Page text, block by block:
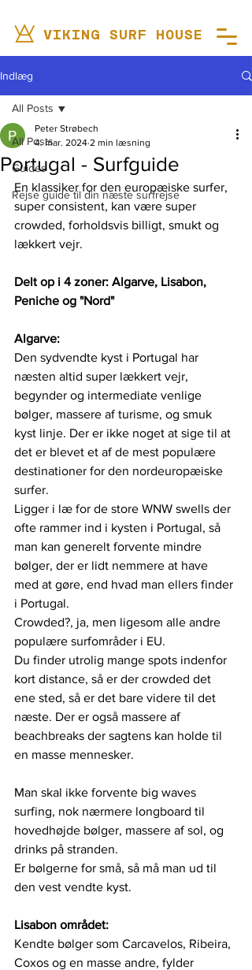
VIKING SURF HOUSE
Indlæg
All Posts
Guides
Rejse guide til din næste surfrejse
All Posts
Portugal - Surfguide
Peter Strøbech
4. mar. 2024 2 min læsning
En klassiker for den europæiske surfer,
super consistent, kan være super
crowded, forholdsvis billigt, smukt og
lækkert vejr.
Delt op i 4 zoner: Algarve, Lisabon,
Peniche og "Nord"
Algarve:
Den sydvendte kyst i Portugal har
næsten altid super lækkert vejr,
begynder og intermediate venlige
bølger, massere af turisme, og smuk
kyst linje. Der er ikke noget at sige til at
det er blevet et af de mest populære
destinationer for den nordeuropæiske
surfer.
Ligger i læ for de store WNW swells der
ofte rammer ind i kysten i Portugal, så
man kan generelt forvente mindre
bølger, der er lidt nemmere at have
med at gøre, end hvad man ellers finder
i Portugal.
Crowded?, ja, men ligesom alle andre
populære surfområder i EU.
Du finder utrolig mange spots indenfor
kort distance, så er der crowded det
ene sted, så er det bare videre til det
næste. Der er også massere af
beachbreaks der sagtens kan holde til
en masse mennesker.
Man skal ikke forvente big waves
surfing, nok nærmere longboard til
hovedhøjde bølger, massere af sol, og
drinks på stranden.
Er bølgerne for små, så må man ud til
den vest vendte kyst.
Lisabon området:
Kendte bølger som Carcavelos, Ribeira,
Coxos og en masse andre, fylder